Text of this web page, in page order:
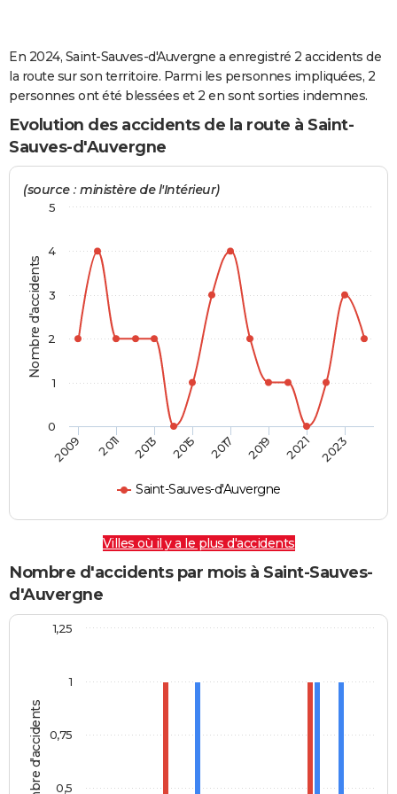
GUIDES D'ACHAT
BONS PLANS
CARTE DE VOEUX
DICTIONNAIRE
Dictionnaire
Biographies
Citations
Expressions
Proverbes
PROGRAMME TV
S'inscrire
Se connecter
Lycées
Collèges
Primaires
Universités
Entreprises
Service militaire
Avis de recherche
AVIS DE DÉCÈS
FORUM
Bricolage
Lifestyle
Culture
Sport
Auto
Television
Voyage
Cinema
En 2024, Saint-Sauves-d'Auvergne a enregistré 2 accidents de
la route sur son territoire. Parmi les personnes impliquées, 2
personnes ont été blessées et 2 en sont sorties indemnes.
Evolution des accidents de la route à Saint-
Sauves-d'Auvergne
Nombre d'accidents
(source : ministère de l'Intérieur)
Saint-Sauves-d'Auvergne
2009 2011 2013 2015 2017 2019 2021 2023
0
1
2
3
4
5
Villes où il y a le plus d'accidents
Nombre d'accidents par mois à Saint-Sauves-
d'Auvergne
Nombre d'accidents
1
0,5
0,75
1,25